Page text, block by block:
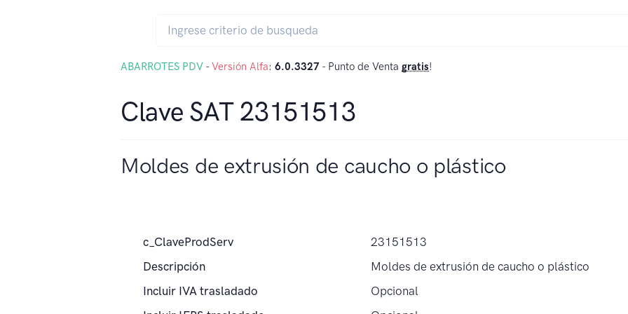
ABARROTES PDV -Versión Alfa: 6.0.3327 - Punto de Venta gratis!
Clave SAT 23151513
Moldes de extrusión de caucho o plástico
c_ClaveProdServ
23151513
Descripción
Moldes de extrusión de caucho o plástico
Incluir IVA trasladado
Opcional